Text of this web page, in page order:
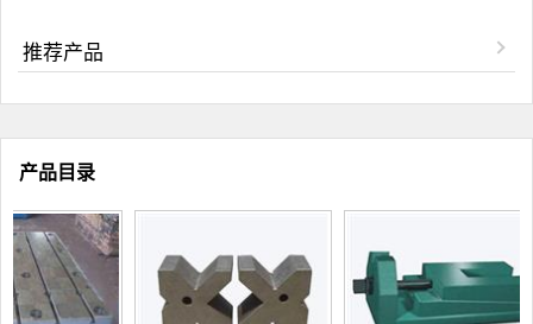
推荐产品
产品目录